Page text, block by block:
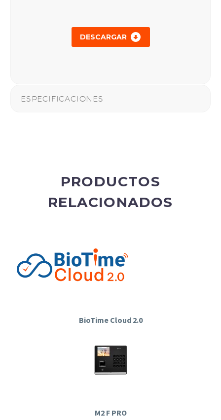
DESCARGAR 
ESPECIFICACIONES
PRODUCTOS
RELACIONADOS
BioTime Cloud 2.0
M2 F PRO